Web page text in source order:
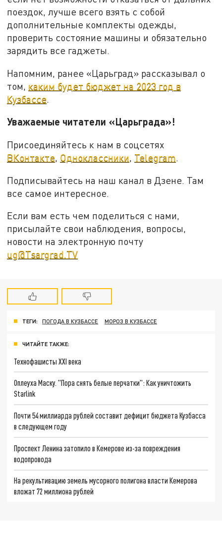
поездок, лучше всего взять с собой
дополнительные комплекты одежды,
проверить состояние машины и обязательно
зарядить все гаджеты.
Напомним, ранее «Царьград» рассказывал о
том, каким будет бюджет на 2023 год в
Кузбассе
Уважаемые читатели «Царьграда»!
Присоединяйтесь к нам в соцсетях
ВКонтакте, Одноклассники, Telegram.
Подписывайтесь на наш канал в Дзене. Там
все самое интересное.
Если вам есть чем поделиться с нами,
присылайте свои наблюдения, вопросы,
новости на электронную почту
ug@Tsargrad.TV
ТЕГИ: ПОГОДА В КУЗБАССЕ МОРОЗ В КУЗБАССЕ
ЧИТАЙТЕ ТАКЖЕ:
Технофашисты XXI века
Оплеуха Маску. "Пора снять белые перчатки": Как уничтожить
Starlink
Почти 54 миллиарда рублей составит дефицит бюджета Кузбасса
в следующем году
Проспект Ленина затопило в Кемерове из-за повреждения
водопровода
На рекультивацию земель мусорного полигона власти Кемерова
вложат 72 миллиона рублей